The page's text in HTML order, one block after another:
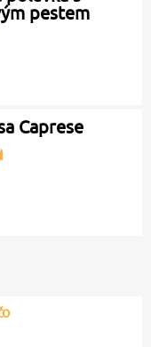
pestem
Caprese